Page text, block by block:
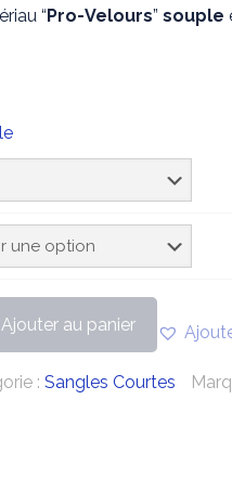
“Pro-Velours” souple
Ajouter au panier
: Sangles Courtes